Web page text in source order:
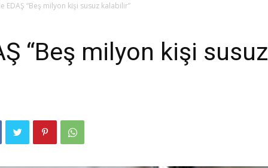
EDAŞ “Beş milyon kişi susuz kalabilir”
“Beş milyon kişi susuz